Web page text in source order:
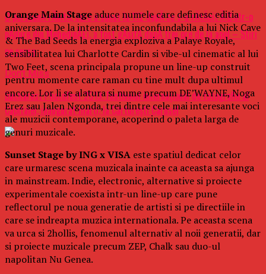
O persoanÄ rÄnitÄ, care a sunat la 112 dupÄ ce s-a rÄtÄcit Ã®ntr-o
pÄdure din MehedinÅ£i, a fost gÄsitÄ dupÄ trei ore de la apel – Stiri
pe surse
Don't Miss
Bucharest Photofest 2019. Festivalul internaţional de fotografie al
Capitalei, inaugurat marţi, la Cărtureşti Carusel
Orange Main Stageaduce numele care definesc editia
aniversara. De la intensitatea inconfundabila a lui Nick Cave
& The Bad Seeds la energia exploziva a Palaye Royale,
sensibilitatea lui Charlotte Cardin si vibe-ul cinematic al lui
Two Feet, scena principala propune un line-up construit
pentru momente care raman cu tine mult dupa ultimul
encore. Lor li se alatura si nume precum DE’WAYNE, Noga
Erez sau Jalen Ngonda, trei dintre cele mai interesante voci
ale muzicii contemporane, acoperind o paleta larga de
genuri muzicale.
Sunset Stage by ING x VISA este spatiul dedicat celor
care urmaresc scena muzicala inainte ca aceasta sa ajunga
in mainstream. Indie, electronic, alternative si proiecte
experimentale coexista intr-un line-up care pune
reflectorul pe noua generatie de artisti si pe directiile in
care se indreapta muzica internationala. Pe aceasta scena
va urca si 2hollis, fenomenul alternativ al noii generatii, dar
si proiecte muzicale precum ZEP, Chalk sau duo-ul
napolitan Nu Genea.